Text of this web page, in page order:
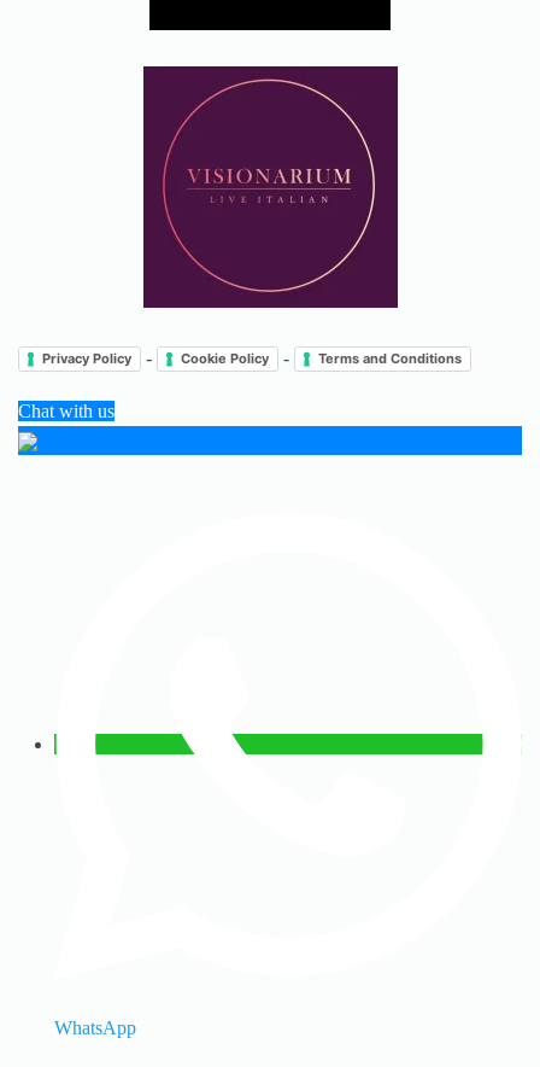
Privacy Policy - Cookie Policy - Terms and Conditions
Chat with us
WhatsApp